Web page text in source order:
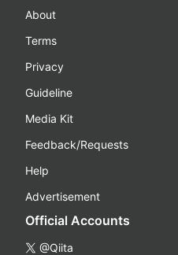
About
Terms
Privacy
Guideline
Media Kit
Feedback/Requests
Help
Advertisement
Official Accounts
@Qiita